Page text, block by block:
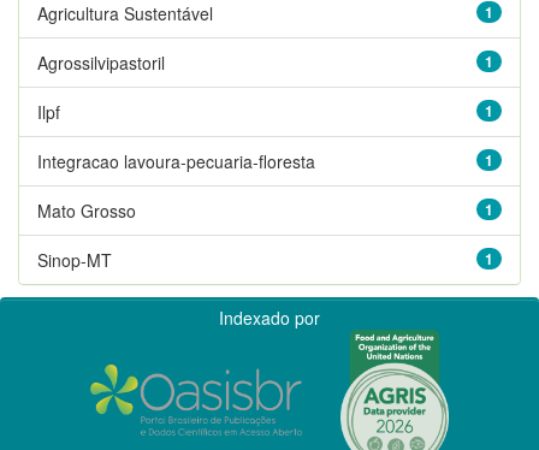
1
Agricultura Sustentável
1
Agrossilvipastoril
1
Ilpf
1
Integracao lavoura-pecuaria-floresta
1
Mato Grosso
1
Sinop-MT
Indexado por